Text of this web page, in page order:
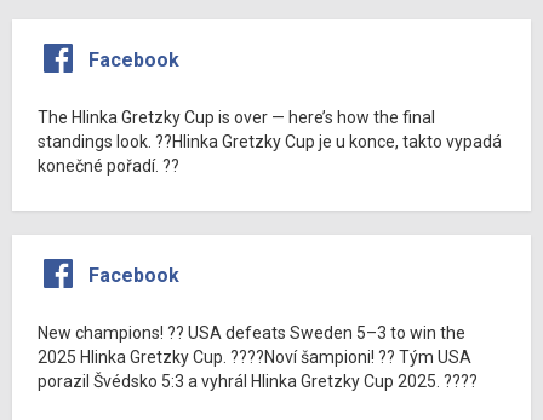
Facebook
The Hlinka Gretzky Cup is over — here’s how the final
standings look. ??Hlinka Gretzky Cup je u konce, takto vypadá
konečné pořadí. ??
Facebook
New champions! ?? USA defeats Sweden 5–3 to win the
2025 Hlinka Gretzky Cup. ????Noví šampioni! ?? Tým USA
porazil Švédsko 5:3 a vyhrál Hlinka Gretzky Cup 2025. ????